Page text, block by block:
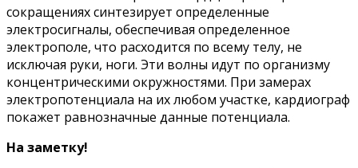
сокращениях синтезирует определенные
электросигналы, обеспечивая определенное
электрополе, что расходится по всему телу, не
исключая руки, ноги. Эти волны идут по организму
концентрическими окружностями. При замерах
электропотенциала на их любом участке, кардиограф
покажет равнозначные данные потенциала.
На заметку!